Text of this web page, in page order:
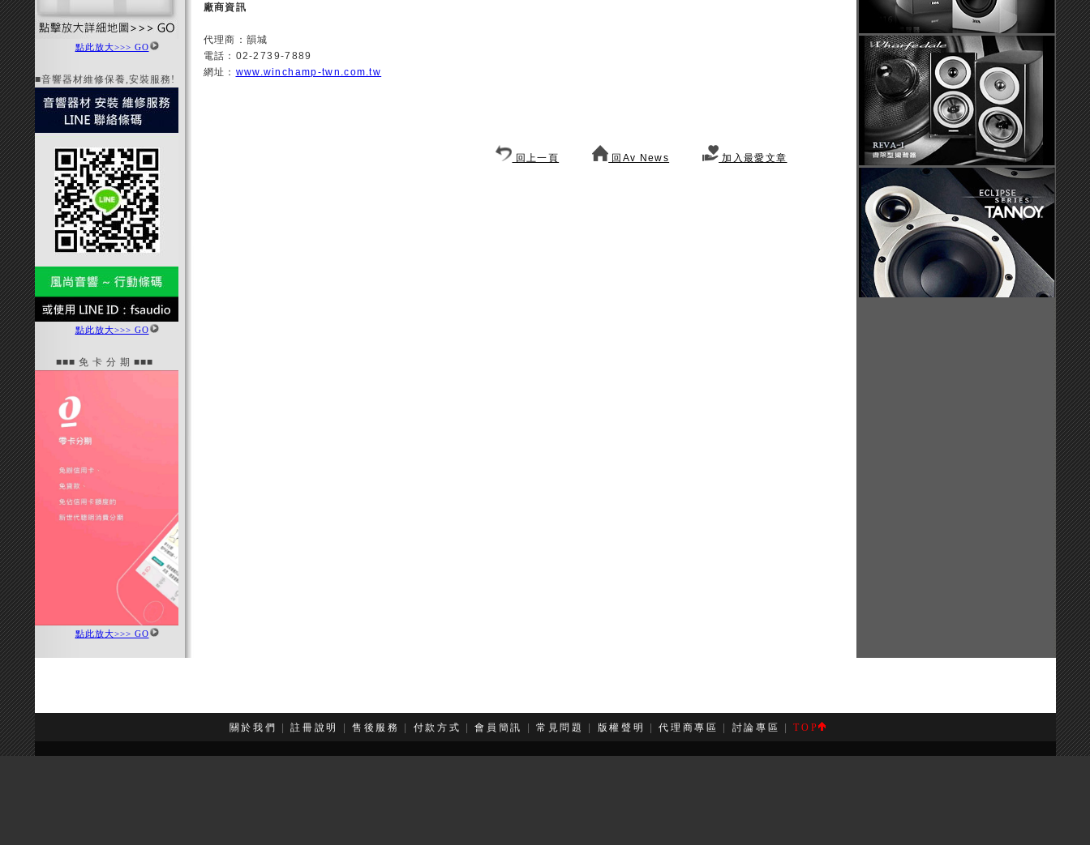
點此放大>>> GO
■音響器材維修保養,安裝服務!
點此放大>>> GO
■■■ 免 卡 分 期 ■■■
點此放大>>> GO
廠商資訊
代理商：韻城
電話：02-2739-7889
網址： www.winchamp-twn.com.tw
回上一頁 回Av News 加入最愛文章
關於我們 註冊說明 售後服務 付款方式 會員簡訊 常見問題 版權聲明 代理商專區 討論專區 TOP